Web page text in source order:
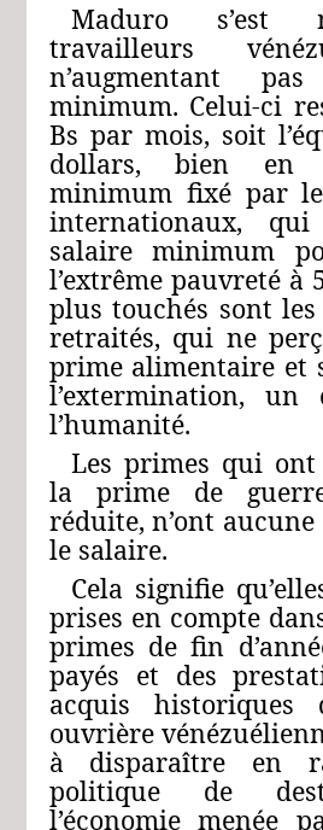
Maduro s’est
travailleurs
n’augmentant
minimum. Celui-ci
Bs par mois, soit
dollars, bien en
minimum fixé par
internationaux,
salaire minimum
l’extrême pauvreté à
plus touchés sont
retraités, qui ne
prime alimentaire et
l’extermination, un
l’humanité.
Les primes qui ont
la prime de
réduite, n’ont
le salaire.
Cela signifie
prises en compte
primes de fin
payés et des
acquis historiques
ouvrière
à disparaître en
politique de
l’économie menée